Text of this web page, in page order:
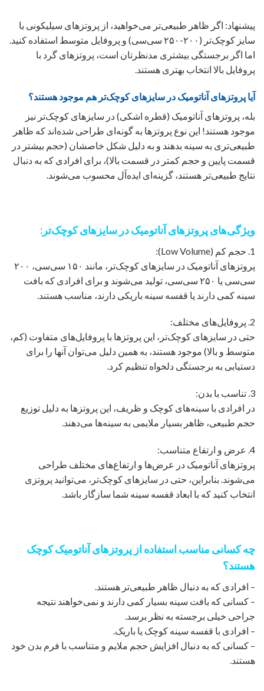
پیشنهاد: اگر ظاهر طبیعی‌تر می‌خواهید، از پروتزهای سیلیکونی با
سایز کوچک‌تر (۲۰۰-۲۵۰ سی‌سی) و پروفایل متوسط استفاده کنید.
اما اگر برجستگی بیشتری مدنظرتان است، پروتزهای گرد با
پروفایل بالا انتخاب بهتری هستند.
آیا پروتزهای آناتومیک در سایزهای کوچک‌تر هم موجود هستند؟
بله، پروتزهای آناتومیک (قطره اشکی) در سایزهای کوچک‌تر نیز
موجود هستند! این نوع پروتزها به گونه‌ای طراحی شده‌اند که ظاهر
طبیعی‌تری به سینه بدهند و به دلیل شکل خاصشان (حجم بیشتر در
قسمت پایین و حجم کمتر در قسمت بالا)، برای افرادی که به دنبال
نتایج طبیعی‌تر هستند، گزینه‌ای ایده‌آل محسوب می‌شوند.
ویژگی‌های پروتزهای آناتومیک در سایزهای کوچک‌تر:
1. حجم کم (Low Volume):
پروتزهای آناتومیک در سایزهای کوچک‌تر، مانند ۱۵۰ سی‌سی، ۲۰۰
سی‌سی یا ۲۵۰ سی‌سی، تولید می‌شوند و برای افرادی که بافت
سینه کمی دارند یا قفسه سینه باریکی دارند، مناسب هستند.
2. پروفایل‌های مختلف:
حتی در سایزهای کوچک‌تر، این پروتزها با پروفایل‌های متفاوت (کم،
متوسط و بالا) موجود هستند، به همین دلیل می‌توان آنها را برای
دستیابی به برجستگی دلخواه تنظیم کرد.
3. تناسب با بدن:
در افرادی با سینه‌های کوچک و ظریف، این پروتزها به دلیل توزیع
حجم طبیعی، ظاهر بسیار ملایمی به سینه‌ها می‌دهند.
4. عرض و ارتفاع متناسب:
پروتزهای آناتومیک در عرض‌ها و ارتفاع‌های مختلف طراحی
می‌شوند. بنابراین، حتی در سایزهای کوچک‌تر، می‌توانید پروتزی
انتخاب کنید که با ابعاد قفسه سینه شما سازگار باشد.
چه کسانی مناسب استفاده از پروتزهای آناتومیک کوچک
هستند؟
– افرادی که به دنبال ظاهر طبیعی‌تر هستند.
– کسانی که بافت سینه بسیار کمی دارند و نمی‌خواهند نتیجه
جراحی خیلی برجسته به نظر برسد.
– افرادی با قفسه سینه کوچک یا باریک.
– کسانی که به دنبال افزایش حجم ملایم و متناسب با فرم بدن خود
هستند.